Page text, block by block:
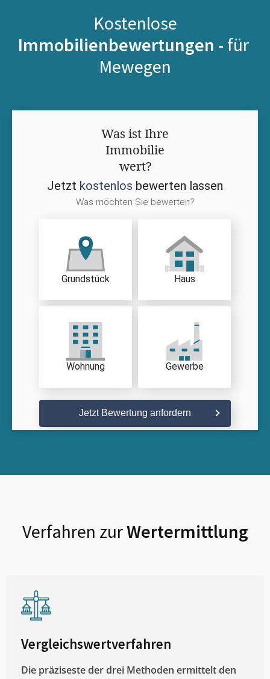
Kostenlose
Immobilienbewertungen - für
Mewegen
Was ist Ihre
Immobilie
wert?
Jetzt kostenlos bewerten lassen
Was möchten Sie bewerten?
Grundstück Haus
Wohnung Gewerbe
Jetzt Bewertung anfordern
Verfahren zurWertermittlung
Vergleichswertverfahren
Die präziseste der drei Methoden ermittelt den